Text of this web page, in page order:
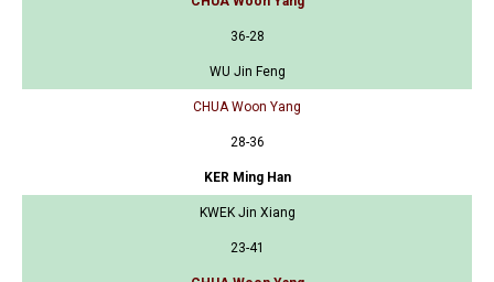
36-28
WU Jin Feng
CHUA Woon Yang
28-36
KER Ming Han
KWEK Jin Xiang
23-41